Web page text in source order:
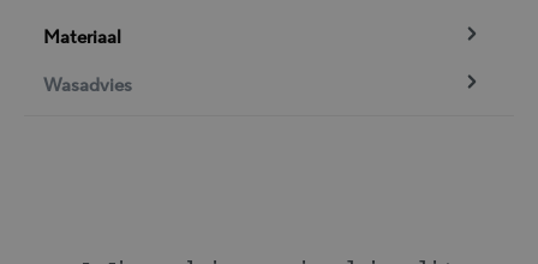
Materiaal
Wasadvies